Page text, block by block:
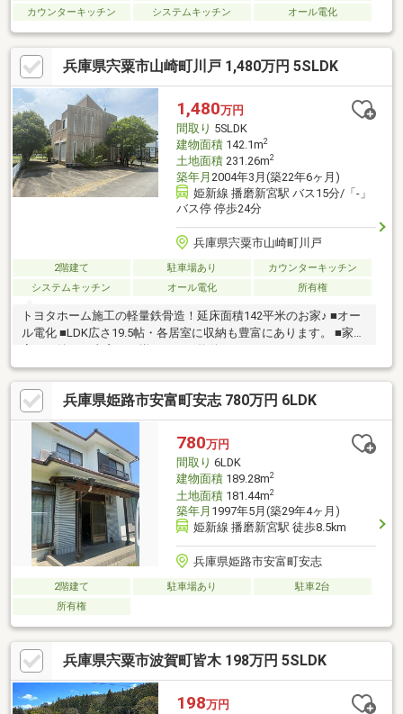
カウンターキッチン
システムキッチン オール電化
兵庫県宍粟市山崎町川戸 1,480万円 5SLDK
1,480万円
間取り 5SLDK
建物面積142.1m2
土地面積231.26m2
築年月 2004年3月(築22年6ヶ月)
姫新線 播磨新宮駅 バス15分/「-」
バス停 停歩24分
兵庫県宍粟市山崎町川戸
2階建て 駐車場あり
カウンターキッチン
システムキッチン
オール電化 所有権
トヨタホーム施工の軽量鉄骨造！延床面積142平米のお家♪ ■オー
ル電化 ■LDK広さ19.5帖・各居室に収納も豊富にあります。 ■家事
室や、納戸、書斎まで揃っている物件です。
兵庫県姫路市安富町安志 780万円 6LDK
780万円
間取り 6LDK
建物面積189.28m2
土地面積181.44m2
築年月 1997年5月(築29年4ヶ月)
姫新線 播磨新宮駅 徒歩8.5km
兵庫県姫路市安富町安志
2階建て 駐車場あり
駐車2台
所有権
兵庫県宍粟市波賀町皆木 198万円 5SLDK
198万円